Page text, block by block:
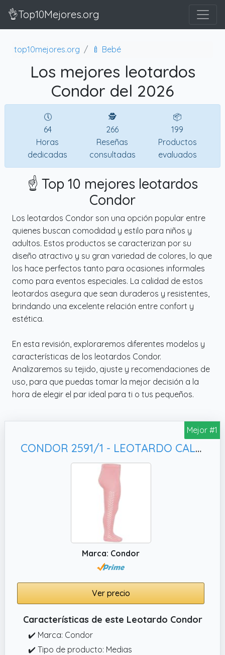
👌Top10Mejores.org
top10mejores.org 🍼 Bebé
Los mejores leotardos
Condor del 2026
🕔
64
Horas
dedicadas
🕵
266
Reseñas
consultadas
📦
199
Productos
evaluados
☝️ Top 10 mejores leotardos
Condor
Los leotardos Condor son una opción popular entre
quienes buscan comodidad y estilo para niños y
adultos. Estos productos se caracterizan por su
diseño atractivo y su gran variedad de colores, lo que
los hace perfectos tanto para ocasiones informales
como para eventos especiales. La calidad de estos
leotardos asegura que sean duraderos y resistentes,
brindando una excelente relación entre confort y
estética.
En esta revisión, exploraremos diferentes modelos y
características de los leotardos Condor.
Analizaremos su tejido, ajuste y recomendaciones de
uso, para que puedas tomar la mejor decisión a la
hora de elegir el par ideal para ti o tus pequeños.
Mejor #1
CONDOR 2591/1 - LEOTARDO CALADO ALGODON CALIDO bebé-niños color: AZUL BEBE talla: 000
Marca: Condor
Ver precio
Características de este Leotardo Condor
✔️ Marca: Condor
✔️ Tipo de producto: Medias